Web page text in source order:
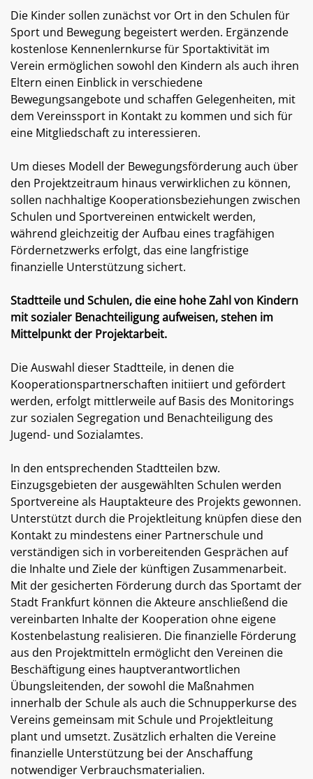
Die Kinder sollen zunächst vor Ort in den Schulen für
Sport und Bewegung begeistert werden. Ergänzende
kostenlose Kennenlernkurse für Sportaktivität im
Verein ermöglichen sowohl den Kindern als auch ihren
Eltern einen Einblick in verschiedene
Bewegungsangebote und schaffen Gelegenheiten, mit
dem Vereinssport in Kontakt zu kommen und sich für
eine Mitgliedschaft zu interessieren.
Um dieses Modell der Bewegungsförderung auch über
den Projektzeitraum hinaus verwirklichen zu können,
sollen nachhaltige Kooperationsbeziehungen zwischen
Schulen und Sportvereinen entwickelt werden,
während gleichzeitig der Aufbau eines tragfähigen
Fördernetzwerks erfolgt, das eine langfristige
finanzielle Unterstützung sichert.
Stadtteile und Schulen, die eine hohe Zahl von Kindern
mit sozialer Benachteiligung aufweisen, stehen im
Mittelpunkt der Projektarbeit.
Die Auswahl dieser Stadtteile, in denen die
Kooperationspartnerschaften initiiert und gefördert
werden, erfolgt mittlerweile auf Basis des Monitorings
zur sozialen Segregation und Benachteiligung des
Jugend- und Sozialamtes.
In den entsprechenden Stadtteilen bzw.
Einzugsgebieten der ausgewählten Schulen werden
Sportvereine als Hauptakteure des Projekts gewonnen.
Unterstützt durch die Projektleitung knüpfen diese den
Kontakt zu mindestens einer Partnerschule und
verständigen sich in vorbereitenden Gesprächen auf
die Inhalte und Ziele der künftigen Zusammenarbeit.
Mit der gesicherten Förderung durch das Sportamt der
Stadt Frankfurt können die Akteure anschließend die
vereinbarten Inhalte der Kooperation ohne eigene
Kostenbelastung realisieren. Die finanzielle Förderung
aus den Projektmitteln ermöglicht den Vereinen die
Beschäftigung eines hauptverantwortlichen
Übungsleitenden, der sowohl die Maßnahmen
innerhalb der Schule als auch die Schnupperkurse des
Vereins gemeinsam mit Schule und Projektleitung
plant und umsetzt. Zusätzlich erhalten die Vereine
finanzielle Unterstützung bei der Anschaffung
notwendiger Verbrauchsmaterialien.